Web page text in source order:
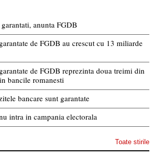
anunta FGDB
de FGDB au crescut cu 13 miliarde
de FGDB reprezinta doua treimi din
bancile romanesti
bancare sunt garantate
intra in campania electorala
Toate stirile